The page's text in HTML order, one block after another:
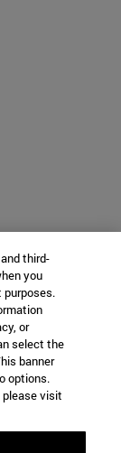
third-
you
purposes.
or
select the
banner
options.
please visit